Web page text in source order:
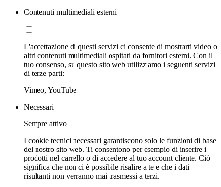
Contenuti multimediali esterni
L'accettazione di questi servizi ci consente di mostrarti video o
altri contenuti multimediali ospitati da fornitori esterni. Con il
tuo consenso, su questo sito web utilizziamo i seguenti servizi
di terze parti:
Vimeo, YouTube
Necessari
Sempre attivo
I cookie tecnici necessari garantiscono solo le funzioni di base
del nostro sito web. Ti consentono per esempio di inserire i
prodotti nel carrello o di accedere al tuo account cliente. Ciò
significa che non ci è possibile risalire a te e che i dati
risultanti non verranno mai trasmessi a terzi.